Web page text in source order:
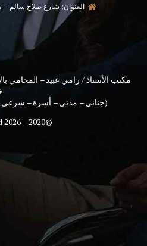
العنوان: شارع صلاح سالم –
مكتب الأستاذ / رامي عبيد – المحامي
(جنائي – مدني – أسرة – شرعي
©2020 – 2026